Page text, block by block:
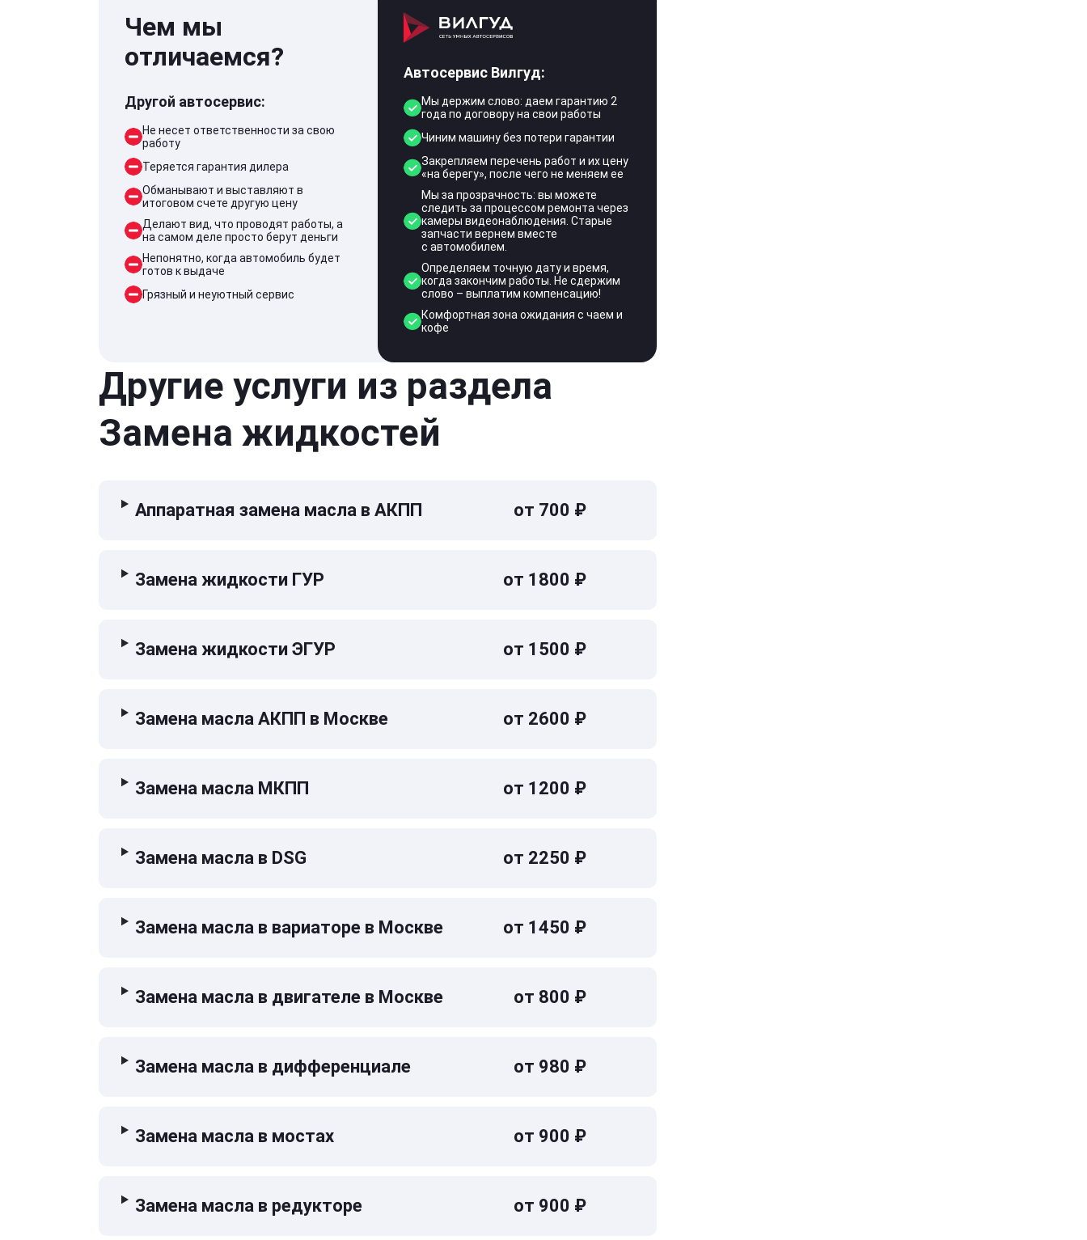
Чем мы
отличаемся?
Другой автосервис:
Не несет ответственности за свою
работу
Теряется гарантия дилера
Обманывают и выставляют в
итоговом счете другую цену
Делают вид, что проводят работы, а
на самом деле просто берут деньги
Непонятно, когда автомобиль будет
готов к выдаче
Грязный и неуютный сервис
Автосервис Вилгуд:
Мы держим слово: даем гарантию 2
года по договору на свои работы
Чиним машину без потери гарантии
Закрепляем перечень работ и их цену
«на берегу», после чего не меняем ее
Мы за прозрачность: вы можете
следить за процессом ремонта через
камеры видеонаблюдения. Старые
запчасти вернем вместе
с автомобилем.
Определяем точную дату и время,
когда закончим работы. Не сдержим
слово – выплатим компенсацию!
Комфортная зона ожидания с чаем и
кофе
Другие услуги из раздела
Замена жидкостей
Аппаратная замена масла в АКПП от 700 ₽
Замена жидкости ГУР от 1800 ₽
Замена жидкости ЭГУР от 1500 ₽
Замена масла АКПП в Москве от 2600 ₽
Замена масла МКПП от 1200 ₽
Замена масла в DSG от 2250 ₽
Замена масла в вариаторе в Москве от 1450 ₽
Замена масла в двигателе в Москве от 800 ₽
Замена масла в дифференциале от 980 ₽
Замена масла в мостах от 900 ₽
Замена масла в редукторе от 900 ₽